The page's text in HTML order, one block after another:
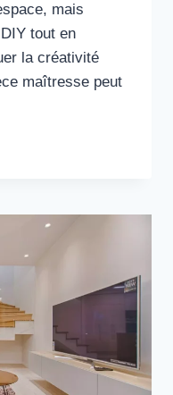
mais
tout en
la créativité
maîtresse peut